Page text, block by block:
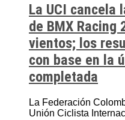
La UCI cancela
de BMX
vientos; los
con base en la
completada
La Federación
Unión Ciclista